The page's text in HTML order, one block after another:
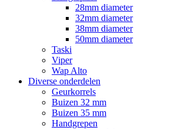
28mm diameter
32mm diameter
38mm diameter
50mm diameter
Taski
Viper
Wap Alto
Diverse onderdelen
Geurkorrels
Buizen 32 mm
Buizen 35 mm
Handgrepen